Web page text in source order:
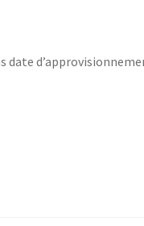
date